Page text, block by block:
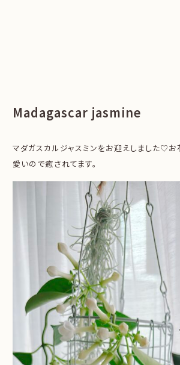
Madagascar jasmine
マダガスカルジャスミンをお迎えしました♡お
愛いので癒されてます。